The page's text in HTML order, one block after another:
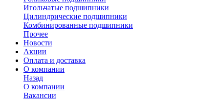
Игольчатые подшипники
Цилиндрические подшипники
Комбинированные подшипники
Прочее
Новости
Акции
Оплата и доставка
О компании
Назад
О компании
Вакансии